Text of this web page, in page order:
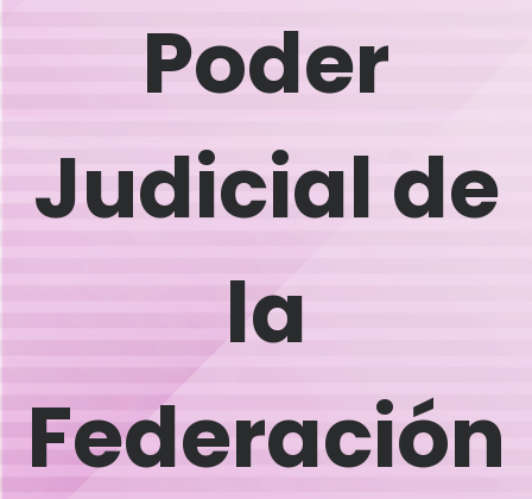
Poder
Judicial de
la
Federación